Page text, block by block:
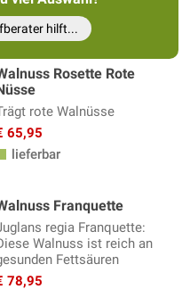
hilft...
Rosette Rote
rote Walnüsse
65,95
lieferbar
Franquette
regia Franquette:
Walnuss ist reich an
Fettsäuren
78,95